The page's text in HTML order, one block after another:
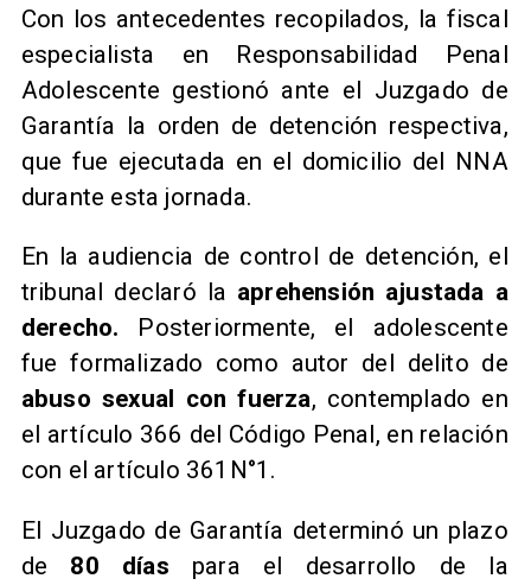
Con los antecedentes recopilados, la fiscal
especialista en Responsabilidad Penal
Adolescente gestionó ante el Juzgado de
Garantía la orden de detención respectiva,
que fue ejecutada en el domicilio del NNA
durante esta jornada.
En la audiencia de control de detención, el
tribunal declaró la aprehensión ajustada a
derecho. Posteriormente, el adolescente
fue formalizado como autor del delito de
abuso sexual con fuerza, contemplado en
el artículo 366 del Código Penal, en relación
con el artículo 361N°1.
El Juzgado de Garantía determinó un plazo
de 80 días para el desarrollo de la